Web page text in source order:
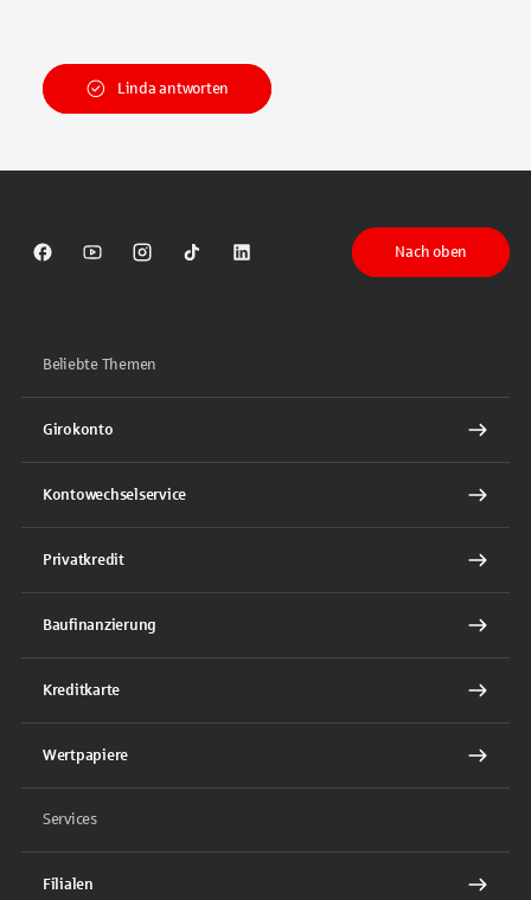
Linda antworten
Sparkasse auf Facebook
Sparkasse auf Youtube
Sparkasse auf Instagram
Sparkasse auf TikTok
Sparkasse auf LinkedIn
Nach oben
Beliebte Themen
Girokonto
Kontowechselservice
Privatkredit
Baufinanzierung
Kreditkarte
Wertpapiere
Services
Filialen